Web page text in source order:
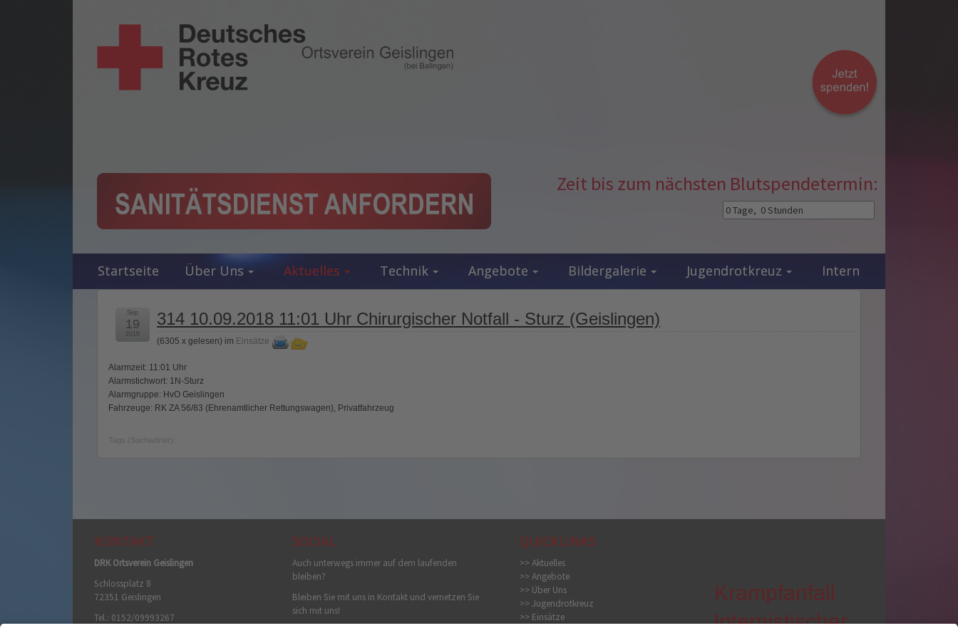
Zeit bis zum nächsten Blutspendetermin:
Startseite Über Uns Aktuelles Technik Angebote Bildergalerie Jugendrotkreuz Intern
314 10.09.2018 11:01 Uhr Chirurgischer Notfall - Sturz (Geislingen)
(6305 x gelesen) im Einsätze
Sep
19
2018
Alarmzeit: 11:01 Uhr
Alarmstichwort: 1N-Sturz
Alarmgruppe: HvO Geislingen
Fahrzeuge: RK ZA 56/83 (Ehrenamtlicher Rettungswagen), Privatfahrzeug
Tags (Suchwörter):
KONTAKT
DRK Ortsverein Geislingen
Schlossplatz 8
72351 Geislingen
Tel.: 0152/09993267
SOCIAL
Auch unterwegs immer auf dem laufenden
bleiben?
Bleiben Sie mit uns in Kontakt und vernetzen Sie
sich mit uns!
QUICKLINKS
>> Aktuelles
>> Angebote
>> Über Uns
>> Jugendrotkreuz
>> Einsätze
Internistischer
Krampfanfall